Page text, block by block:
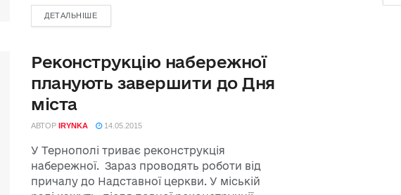
ДЕТАЛЬНІШЕ
Реконструкцію набережної
планують завершити до Дня
міста
АВТОР IRYNKA 14.05.2015
У Тернополі триває реконструкція
набережної. Зараз проводять роботи від
причалу до Надставної церкви. У міській